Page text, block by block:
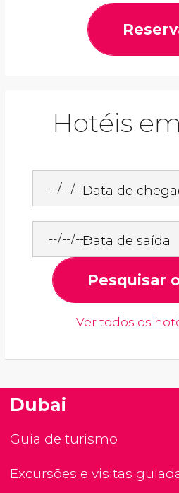
Hotéis
Data de
Data de saída
Pesquisar
Ver todos os
Dubai
Guia de turismo
Excursões e visitas